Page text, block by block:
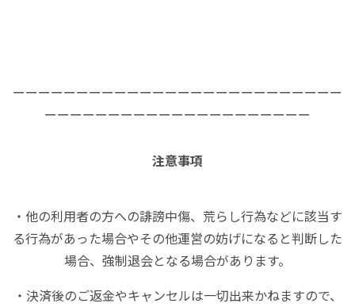
ーーーーーーーーーーーーーーーーーーーーーーーーーー
ーーーーーーーーーーーーーーーーーーーーー
注意事項
・他の利用者の方への誹謗中傷、荒らし行為などに該当す
る行為があった場合やその他運営の妨げになると判断した
場合、強制退会となる場合があります。
・決済後のご返金やキャンセルは一切出来かねますので、